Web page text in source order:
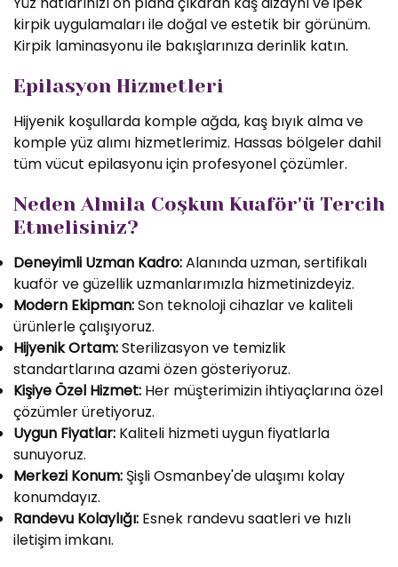
kirpik uygulamaları ile doğal ve estetik bir görünüm.
Kirpik laminasyonu ile bakışlarınıza derinlik katın.
Epilasyon Hizmetleri
Hijyenik koşullarda komple ağda, kaş bıyık alma ve
komple yüz alımı hizmetlerimiz. Hassas bölgeler dahil
tüm vücut epilasyonu için profesyonel çözümler.
Neden Almila Coşkun Kuaför'ü Tercih
Etmelisiniz?
Deneyimli Uzman Kadro:Alanında uzman, sertifikalı
kuaför ve güzellik uzmanlarımızla hizmetinizdeyiz.
Modern Ekipman:Son teknoloji cihazlar ve kaliteli
ürünlerle çalışıyoruz.
Hijyenik Ortam:Sterilizasyon ve temizlik
standartlarına azami özen gösteriyoruz.
Kişiye Özel Hizmet: Her müşterimizin ihtiyaçlarına özel
çözümler üretiyoruz.
Uygun Fiyatlar: Kaliteli hizmeti uygun fiyatlarla
sunuyoruz.
Merkezi Konum: Şişli Osmanbey'de ulaşımı kolay
konumdayız.
Randevu Kolaylığı: Esnek randevu saatleri ve hızlı
iletişim imkanı.